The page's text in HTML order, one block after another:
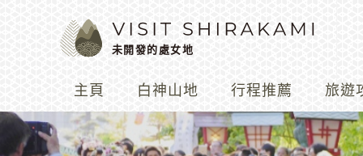
未開發的處女地
主頁 白神山地
與森林的對話
行程推薦 旅遊